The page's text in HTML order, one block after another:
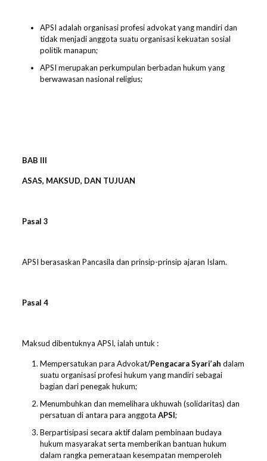
APSI adalah organisasi profesi advokat yang mandiri dan
tidak menjadi anggota suatu organisasi kekuatan sosial
politik manapun;
APSI merupakan perkumpulan berbadan hukum yang
berwawasan nasional religius;
BAB III
ASAS, MAKSUD, DAN TUJUAN
Pasal 3
APSI berasaskan Pancasila dan prinsip-prinsip ajaran Islam.
Pasal 4
Maksud dibentuknya APSI, ialah untuk :
Mempersatukan para Advokat/PengacaraSyari’ah dalam
suatu organisasi profesi hukum yang mandiri sebagai
bagian dari penegak hukum;
Menumbuhkan dan memelihara ukhuwah (solidaritas) dan
persatuan di antara para anggota APSI;
Berpartisipasi secara aktif dalam pembinaan budaya
hukum masyarakat serta memberikan bantuan hukum
dalam rangka pemerataan kesempatan memperoleh